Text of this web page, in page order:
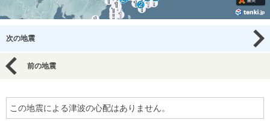
次の地震
前の地震
この地震による津波の心配はありません。